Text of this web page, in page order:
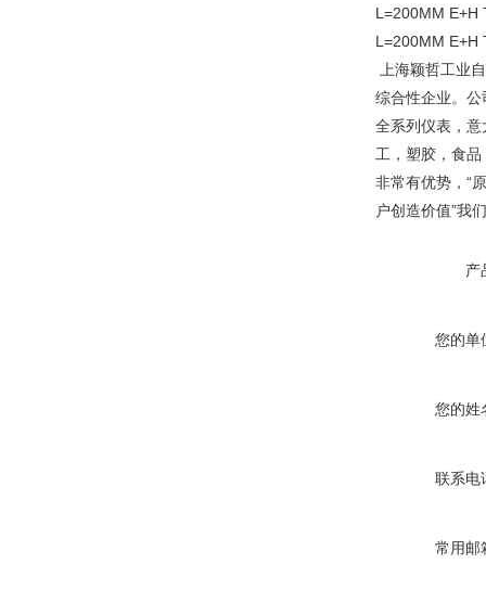
L=200MM E+H
L=200MM E+H
上海颖哲工业
综合性企业。
全系列仪表，
工，塑胶，食
非常有优势，“
户创造价值”
产
您的单
您的姓
联系电
常用邮